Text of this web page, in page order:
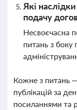
Які
подачу
Несвоєчасна
питань з боку
Кожне з питань
публікацій за
посиланнями та